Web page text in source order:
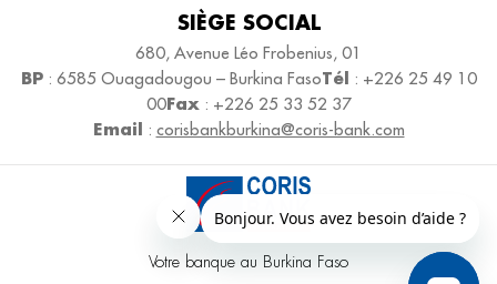
SIÈGE SOCIAL
680, Avenue Léo Frobenius, 01
BP: 6585 Ouagadougou – Burkina FasoTél : +226 25 49 10
00Fax : +226 25 33 52 37
Email : corisbankburkina@coris-bank.com
Votre banque au Burkina Faso